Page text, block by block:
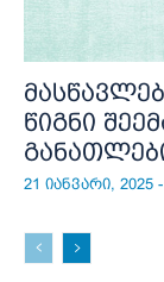
წიგნი
21 იანვარი, 2025